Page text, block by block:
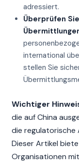
adressiert.
Überprüfen
international
stellen Sie
Wichtiger
die auf China
die regulatorische
Dieser Artikel
Organisationen